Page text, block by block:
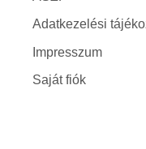
Adatkezelési
Impresszum
Saját fiók